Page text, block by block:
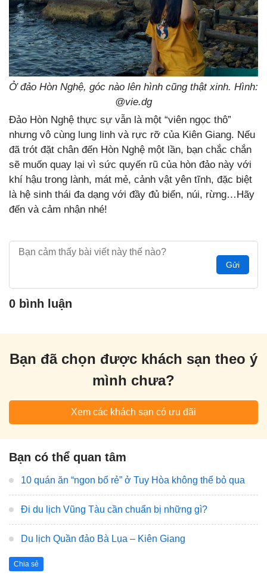
Ở đảo Hòn Nghệ, góc nào lên hình cũng thật xinh. Hình:
@vie.dg
Đảo Hòn Nghệ thực sự vẫn là một “viên ngọc thô”
nhưng vô cùng lung linh và rực rỡ của Kiên Giang. Nếu
đã trót đặt chân đến Hòn Nghệ một lần, bạn chắc chắn
sẽ muốn quay lại vì sức quyến rũ của hòn đảo này với
khí hậu trong lành, mát mẻ, cảnh vật yên tĩnh, đặc biệt
là hệ sinh thái đa dạng với đầy đủ biển, núi, rừng…Hãy
đến và cảm nhận nhé!
Gửi
0 bình luận
Bạn đã chọn được khách sạn theo ý
mình chưa?
Xem các khách sạn có ưu đãi
Bạn có thể quan tâm
10 quán ăn “ngon bổ rẻ” ở Tuy Hòa không thể bỏ qua
Đi du lịch Vũng Tàu cần chuẩn bị những gì?
Du lịch Quần đảo Bà Lụa – Kiên Giang
Chia sẻ